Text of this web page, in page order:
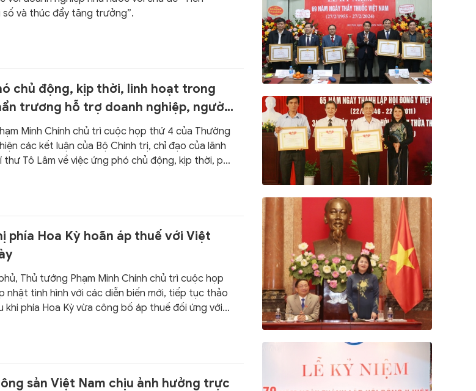
và thúc đẩy tăng trưởng”.
chủ động, kịp thời, linh hoạt trong
trương hỗ trợ doanh nghiệp, người
Minh Chính chủ trì cuộc họp thứ 4 của Thường
các kết luận của Bộ Chính trị, chỉ đạo của lãnh
Tô Lâm về việc ứng phó chủ động, kịp thời, phù
chính sách thuế quan mới của Hoa Kỳ và các giải
phía Hoa Kỳ hoãn áp thuế với Việt
Thủ tướng Phạm Minh Chính chủ trì cuộc họp
nhật tình hình với các diễn biến mới, tiếp tục thảo
khi phía Hoa Kỳ vừa công bố áp thuế đối ứng với
gia, trong đó có Việt Nam.
sản Việt Nam chịu ảnh hưởng trực